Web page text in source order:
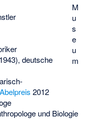
M
u
s
e
u
m
deutsche
Abelpreis 2012
und Biologie